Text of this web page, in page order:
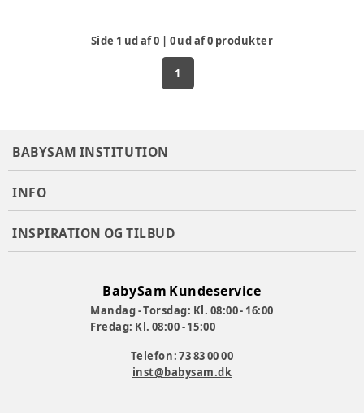
Side 1 ud af0 0ud af0 produkter
1
BABYSAM INSTITUTION
INFO
INSPIRATION OG TILBUD
BabySam Kundeservice
Mandag - Torsdag: Kl. 08:00 - 16:00
Fredag: Kl. 08:00 - 15:00
Telefon: 73 83 00 00
inst@babysam.dk